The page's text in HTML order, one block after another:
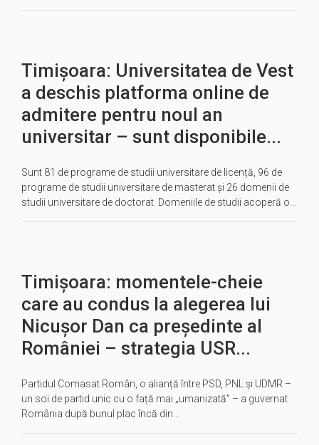
Timișoara: Universitatea de Vest
a deschis platforma online de
admitere pentru noul an
universitar – sunt disponibile...
Sunt 81 de programe de studii universitare de licență, 96 de
programe de studii universitare de masterat și 26 domenii de
studii universitare de doctorat. Domeniile de studii acoperă o…
Timișoara: momentele-cheie
care au condus la alegerea lui
Nicușor Dan ca președinte al
României – strategia USR...
Partidul Comasat Român, o alianță între PSD, PNL și UDMR –
un soi de partid unic cu o față mai „umanizată” – a guvernat
România după bunul plac încă din…